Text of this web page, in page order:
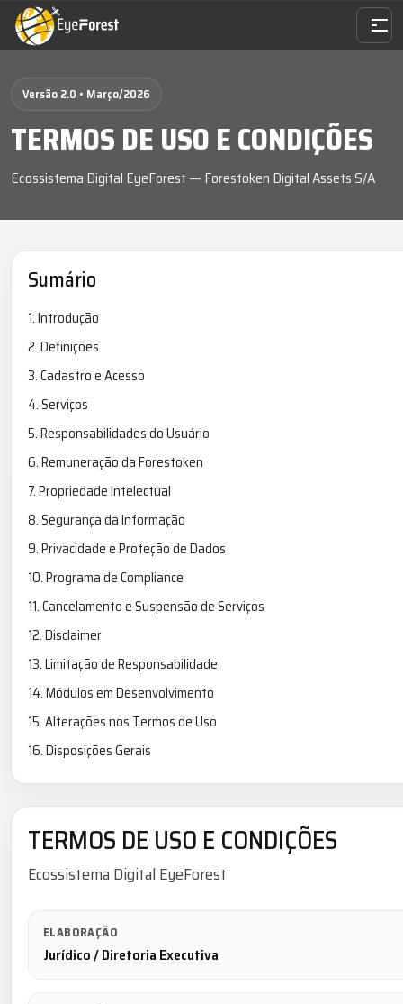
Versão 2.0 • Março/2026
TERMOS DE USO E CONDIÇÕES
Ecossistema Digital EyeForest — Forestoken Digital Assets S/A
Sumário
1. Introdução
2. Definições
3. Cadastro e Acesso
4. Serviços
5. Responsabilidades do Usuário
6. Remuneração da Forestoken
7. Propriedade Intelectual
8. Segurança da Informação
9. Privacidade e Proteção de Dados
10. Programa de Compliance
11. Cancelamento e Suspensão de Serviços
12. Disclaimer
13. Limitação de Responsabilidade
14. Módulos em Desenvolvimento
15. Alterações nos Termos de Uso
16. Disposições Gerais
TERMOS DE USO E CONDIÇÕES
Ecossistema Digital EyeForest
ELABORAÇÃO
Jurídico / Diretoria Executiva